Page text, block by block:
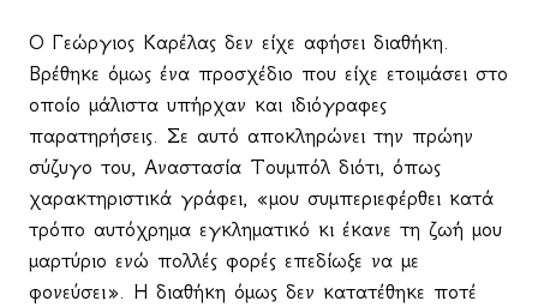
Ο Γεώργιος Καρέλας δεν είχε αφήσει διαθήκη.
Βρέθηκε όμως ένα προσχέδιο που είχε ετοιμάσει στο
οποίο μάλιστα υπήρχαν και ιδιόγραφες
παρατηρήσεις. Σε αυτό αποκληρώνει την πρώην
σύζυγο του, Αναστασία Τουμπόλ διότι, όπως
χαρακτηριστικά γράφει, «μου συμπεριεφέρθει κατά
τρόπο αυτόχρημα εγκληματικό κι έκανε τη ζωή μου
μαρτύριο ενώ πολλές φορές επεδίωξε να με
φονεύσει». Η διαθήκη όμως δεν κατατέθηκε ποτέ